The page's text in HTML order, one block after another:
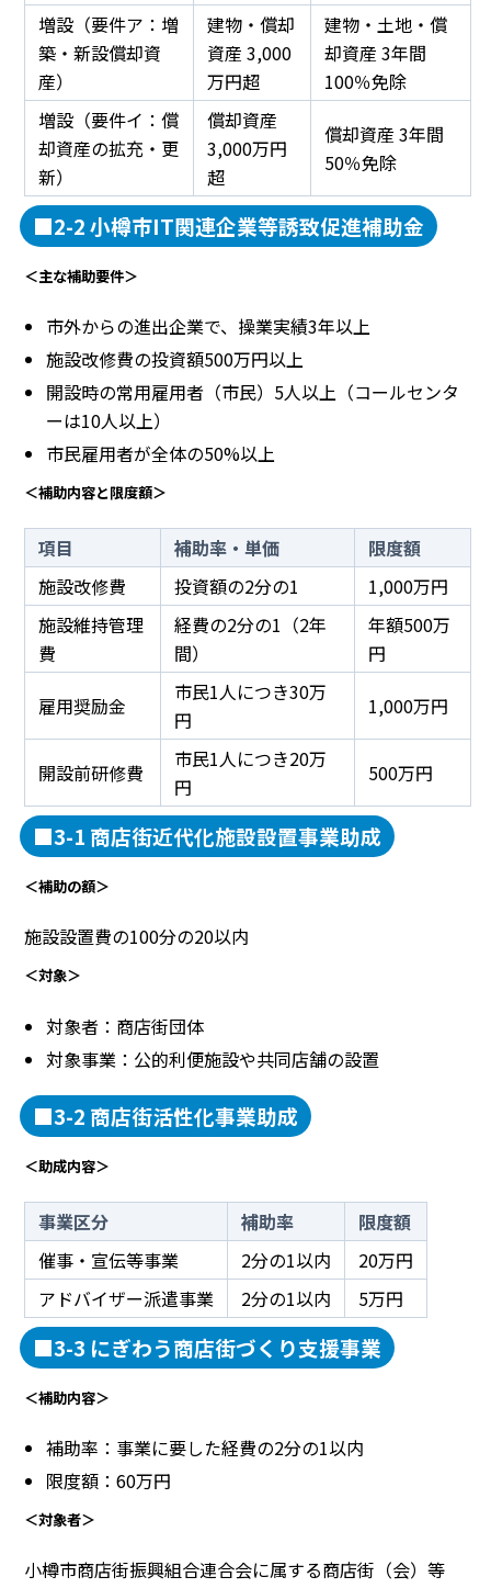
増設（要件ア：増
築・新設償却資
産）
建物・償却
資産 3,000
万円超
建物・土地・償
却資産 3年間
100％免除
増設（要件イ：償
却資産の拡充・更
新）
償却資産
3,000万円
超
償却資産 3年間
50％免除
■2-2 小樽市IT関連企業等誘致促進補助金
＜主な補助要件＞
市外からの進出企業で、操業実績3年以上
施設改修費の投資額500万円以上
開設時の常用雇用者（市民）5人以上（コールセンタ
ーは10人以上）
市民雇用者が全体の50%以上
＜補助内容と限度額＞
項目 補助率・単価
限度額
施設改修費
投資額の2分の1
1,000万円
施設維持管理
費
経費の2分の1（2年
間）
年額500万
円
雇用奨励金
市民1人につき30万
円
1,000万円
開設前研修費
市民1人につき20万
円
500万円
■3-1 商店街近代化施設設置事業助成
＜補助の額＞
施設設置費の100分の20以内
＜対象＞
対象者：商店街団体
対象事業：公的利便施設や共同店舗の設置
■3-2 商店街活性化事業助成
＜助成内容＞
事業区分 補助率
限度額
催事・宣伝等事業
2分の1以内
20万円
アドバイザー派遣事業
2分の1以内 5万円
■3-3 にぎわう商店街づくり支援事業
＜補助内容＞
補助率：事業に要した経費の2分の1以内
限度額：60万円
＜対象者＞
小樽市商店街振興組合連合会に属する商店街（会）等